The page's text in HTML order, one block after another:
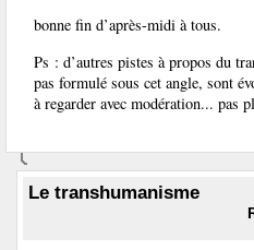
bonne fin d’après-midi à tous.
Ps : d’autres pistes à propos du
pas formulé sous cet angle, sont
à regarder avec modération... pas
Le transhumanisme